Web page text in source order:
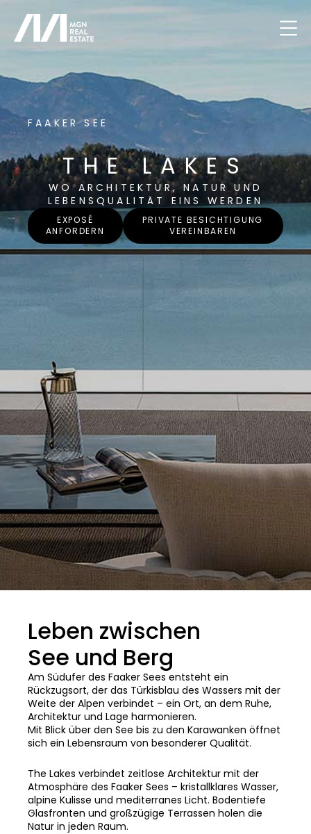
FAAKER SEE
THE LAKES
WO ARCHITEKTUR, NATUR UND
LEBENSQUALITÄT EINS WERDEN
EXPOSÉ
ANFORDERN
PRIVATE BESICHTIGUNG
VEREINBAREN
Leben zwischen
See und Berg
Am Südufer des Faaker Sees entsteht ein
Rückzugsort, der das Türkisblau des Wassers mit der
Weite der Alpen verbindet – ein Ort, an dem Ruhe,
Architektur und Lage harmonieren.
Mit Blick über den See bis zu den Karawanken öffnet
sich ein Lebensraum von besonderer Qualität.
The Lakes verbindet zeitlose Architektur mit der
Atmosphäre des Faaker Sees – kristallklares Wasser,
alpine Kulisse und mediterranes Licht. Bodentiefe
Glasfronten und großzügige Terrassen holen die
Natur in jeden Raum.